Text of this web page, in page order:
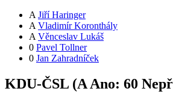
A Jiří Haringer
A Vladimír Koronthály
A Věnceslav Lukáš
0 Pavel Tollner
0 Jan Zahradníček
KDU-ČSL (A Ano: 60